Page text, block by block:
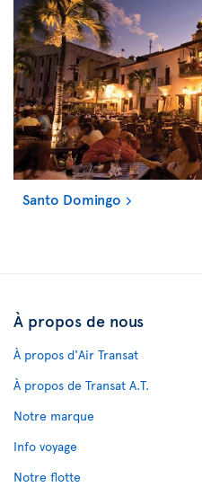
Santo Domingo
À propos de nous
À propos d'Air Transat
À propos de Transat A.T.
Notre marque
Info voyage
Notre flotte